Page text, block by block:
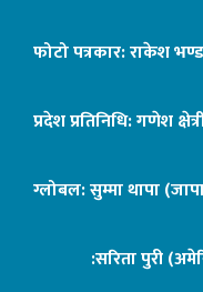
फोटो पत्रकार: राकेश
प्रदेश प्रतिनिधि: गणेश
ग्लोबल: सुम्मा थापा
:सरिता पुरी